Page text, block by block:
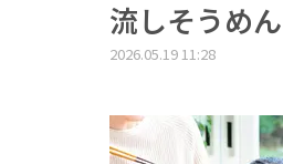
流しそうめ
2026.05.19 11:28